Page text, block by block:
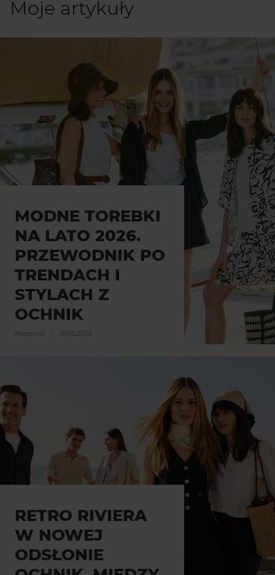
Moje artykuły
MODNE TOREBKI
NA LATO 2026.
PRZEWODNIK PO
TRENDACH I
STYLACH Z
OCHNIK
Akcesoria 28.05.2026
RETRO RIVIERA
W NOWEJ
ODSŁONIE